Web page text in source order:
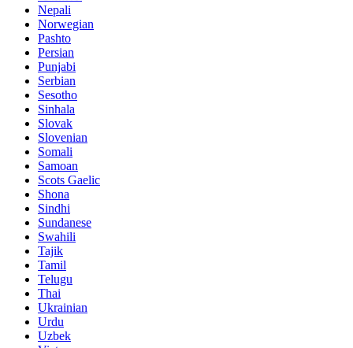
Nepali
Norwegian
Pashto
Persian
Punjabi
Serbian
Sesotho
Sinhala
Slovak
Slovenian
Somali
Samoan
Scots Gaelic
Shona
Sindhi
Sundanese
Swahili
Tajik
Tamil
Telugu
Thai
Ukrainian
Urdu
Uzbek